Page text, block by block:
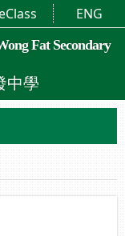
Fat Secondary
中學
ENG